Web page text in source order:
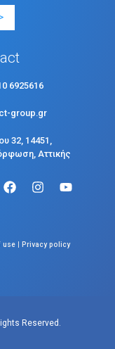
6925616
group.gr
32, 14451,
Αττικής
use | Privacy policy
Reserved.